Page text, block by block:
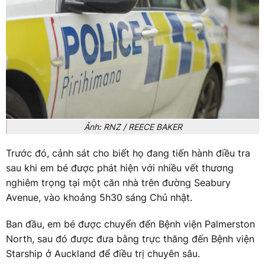
Ảnh: RNZ / REECE BAKER
Trước đó, cảnh sát cho biết họ đang tiến hành điều tra
sau khi em bé được phát hiện với nhiều vết thương
nghiêm trọng tại một căn nhà trên đường Seabury
Avenue, vào khoảng 5h30 sáng Chủ nhật.
Ban đầu, em bé được chuyển đến Bệnh viện Palmerston
North, sau đó được đưa bằng trực thăng đến Bệnh viện
Starship ở Auckland để điều trị chuyên sâu.